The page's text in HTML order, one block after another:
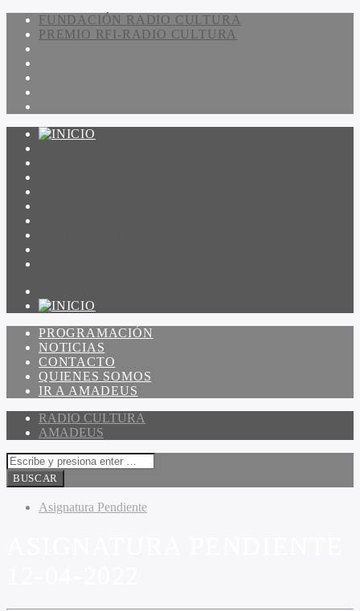
FUNDACIÓN RADIO CULTURA
PREMIO RFI-RADIO CULTURA
PROGRAMACIÓN
NOTICIAS
CONTACTO
QUIENES SOMOS
IR A AMADEUS
RADIO CULTURA
AMADEUS
Asignatura Pendiente